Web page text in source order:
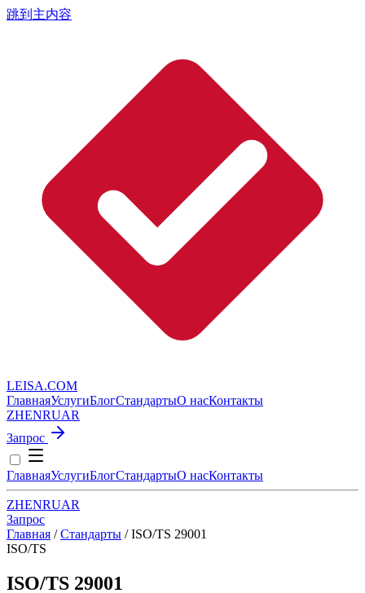
跳到主内容
LEISA.COM
ГлавнаяУслугиБлогСтандартыО насКонтакты
ZHENRUAR
Запрос
ГлавнаяУслугиБлогСтандартыО насКонтакты
ZHENRUAR
Запрос
Главная / Стандарты / ISO/TS 29001
ISO/TS
ISO/TS 29001